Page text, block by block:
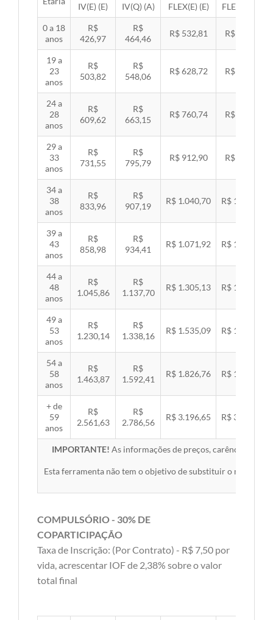
IV(E) (E)
IV(Q) (A)
FLEX(E) (E)
FLEX(Q) (A)
0 a 18
anos
R$
426,97
R$
464,46
R$ 532,81 R$ 549,06
19 a
23
anos
R$
503,82
R$
548,06
R$ 628,72 R$ 647,89
24 a
28
anos
R$
609,62
R$
663,15
R$ 760,74 R$ 783,94
29 a
33
anos
R$
731,55
R$
795,79
R$ 912,90 R$ 940,74
34 a
38
anos
R$
833,96
R$
907,19
R$ 1.040,70 R$ 1.072,43
39 a
43
anos
R$
858,98
R$
934,41
R$ 1.071,92 R$ 1.104,60
44 a
48
anos
R$
1.045,86
R$
1.137,70
R$ 1.305,13 R$ 1.344,92
49 a
53
anos
R$
1.230,14
R$
1.338,16
R$ 1.535,09 R$ 1.581,89
54 a
58
anos
R$
1.463,87
R$
1.592,41
R$ 1.826,76 R$ 1.882,45
+ de
59
anos
R$
2.561,63
R$
2.786,56
R$ 3.196,65 R$ 3.294,10
IMPORTANTE! As informações de preços, carências,
Esta ferramenta não tem o objetivo de substituir o material
COMPULSÓRIO - 30% DE
COPARTICIPAÇÃO
Taxa de Inscrição: (Por Contrato) - R$ 7,50 por
vida, acrescentar IOF de 2,38% sobre o valor
total final